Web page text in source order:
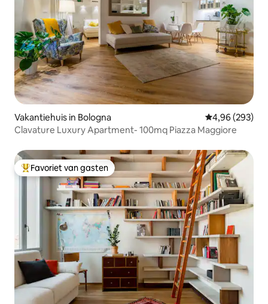
Vakantiehuis in Bologna Gemiddelde
4,96 (293)
Clavature Luxury Apartment- 100mq Piazza Maggiore
Topfavoriet van gasten
Favoriet van gasten